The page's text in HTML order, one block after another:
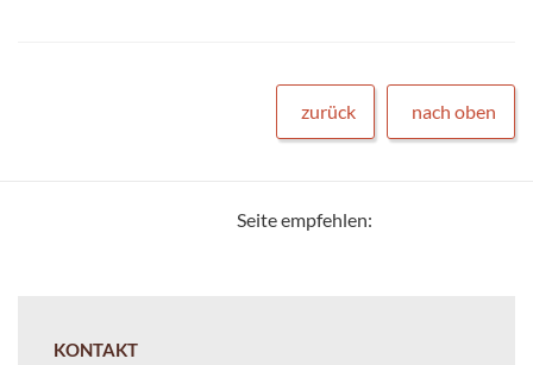
zurück nach oben
Seite empfehlen:
KONTAKT